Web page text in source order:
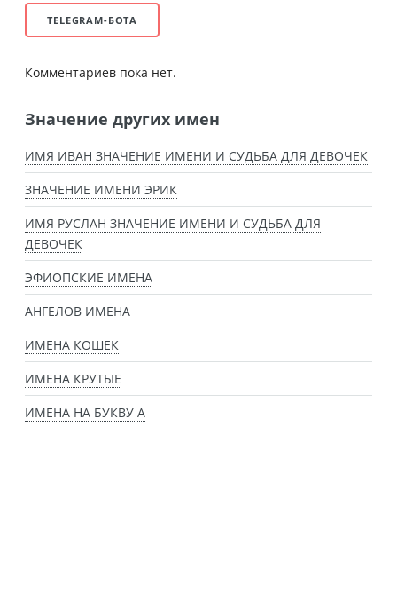
TELEGRAM-БОТА
Комментариев пока нет.
Значение других имен
ИМЯ ИВАН ЗНАЧЕНИЕ ИМЕНИ И СУДЬБА ДЛЯ ДЕВОЧЕК
ЗНАЧЕНИЕ ИМЕНИ ЭРИК
ИМЯ РУСЛАН ЗНАЧЕНИЕ ИМЕНИ И СУДЬБА ДЛЯ
ДЕВОЧЕК
ЭФИОПСКИЕ ИМЕНА
АНГЕЛОВ ИМЕНА
ИМЕНА КОШЕК
ИМЕНА КРУТЫЕ
ИМЕНА НА БУКВУ А